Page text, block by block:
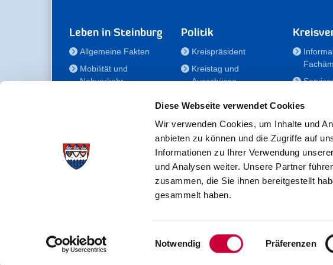
Diese Webseite verwendet Cookies
Wir verwenden Cookies, um Inhalte und
anbieten zu können und die Zugriffe auf
Informationen zu Ihrer Verwendung
und Analysen weiter. Unsere Partner
zusammen, die Sie ihnen bereitgestellt
gesammelt haben.
Einwilligungsauswahl
Notwendig Präferenzen
Leben in Steinburg
Allgemeine Fakten
Mobilität und
Nahverkehr
Gesundheit
Bildung
Politik
Kreispräsident
Kreistag und
Ausschüsse
für Menschen mit
Behinderung
Der
Kreisseniorenbeirat
Förderstiftung
Fördergesellschaft/Sportförderung
RSS-
Kreisverwaltung Steinburg · Viktoriastraße 16-18 · 25524 Itzehoe ·